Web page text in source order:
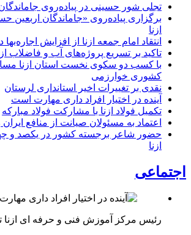
تجلی شور حسینی در پیاده‌روی
برگزاری پیاده‌روی «جاماندگان اربعین
ازنا
انتقاد امام جمعه ازنا از افزایش اجاره‌بها
تاکید بر تسریع پروژه‌های آب و فاضلاب
با کسب دو سکوی نخست استان ازنا
کشوری خوارزمی
نقدی بر تغییرات اخیر استانداری لرستان
آینده در اختیار افراد داری مهارت است
تکمیل فولاد ازنا با مشارکت فولاد مبارکه
اعتماد به مسئولان صیانت از منافع
حضور شاعر برجسته کشور در یکصد و
ازنا
اجتماعی
رئیس مرکز آموزش فنی و حرفه ای ازنا